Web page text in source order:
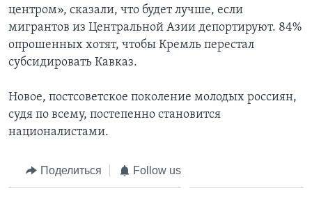
центром», сказали, что будет лучше, если
мигрантов из Центральной Азии депортируют. 84%
опрошенных хотят, чтобы Кремль перестал
субсидировать Кавказ.
Новое, постсоветское поколение молодых россиян,
судя по всему, постепенно становится
националистами.
Поделиться Follow us